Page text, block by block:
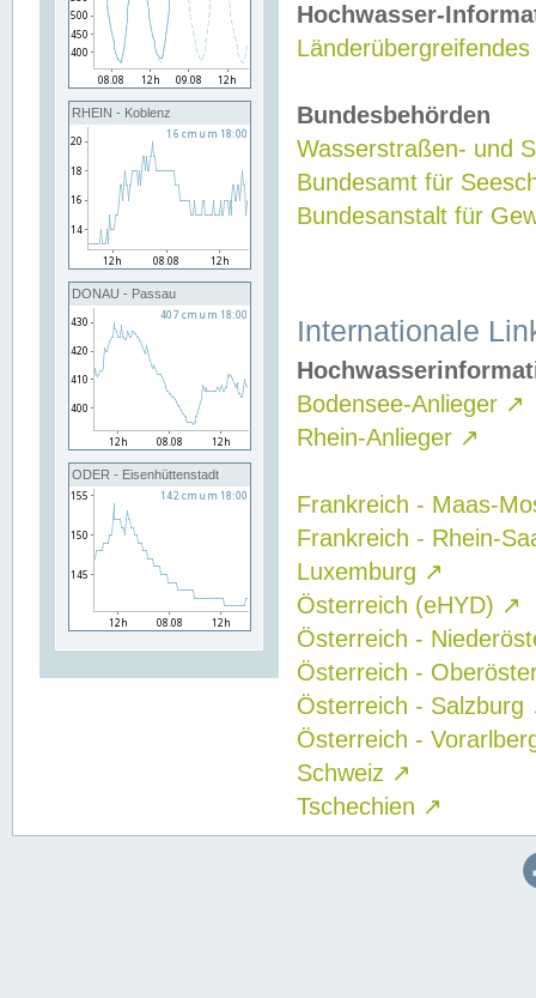
RHEIN - Koblenz
DONAU - Passau
ODER - Eisenhüttenstadt
Hochwasser-
Bundesbehörden
Wasserstraßen- und
Bundesamt für
Bundesanstalt für
Internationale
Bodensee-Anlieger ↗
Rhein-Anlieger ↗
Frankreich - Maas-
Frankreich - Rhein-
Luxemburg ↗
Österreich (eHYD) ↗
Österreich -
Österreich -
Österreich - Salzburg
Österreich -
Schweiz ↗
Tschechien ↗